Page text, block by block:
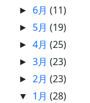
► 6月(11)
► 5月(19)
►4月(25)
►3月(23)
► 2月(23)
▼ 1月(28)